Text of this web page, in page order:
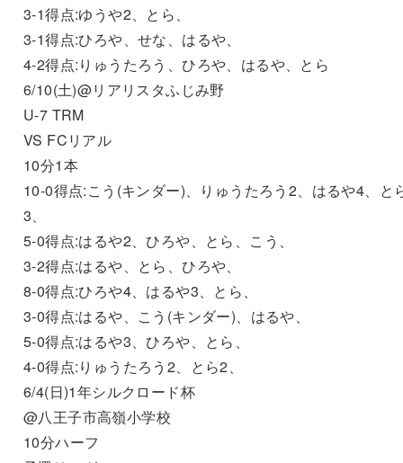
3-1得点:ゆうや2、とら、
3-1得点:ひろや、せな、はるや、
4-2得点:りゅうたろう、ひろや、はるや、とら
6/10(土)@リアリスタふじみ野
U-7 TRM
VS FCリアル
10分1本
10-0得点:こう(キンダー)、りゅうたろう2、はるや4、と
3、
5-0得点:はるや2、ひろや、とら、こう、
3-2得点:はるや、とら、ひろや、
8-0得点:ひろや4、はるや3、とら、
3-0得点:はるや、こう(キンダー)、はるや、
5-0得点:はるや3、ひろや、とら、
4-0得点:りゅうたろう2、とら2、
6/4(日)1年シルクロード杯
@八王子市高嶺小学校
10分ハーフ